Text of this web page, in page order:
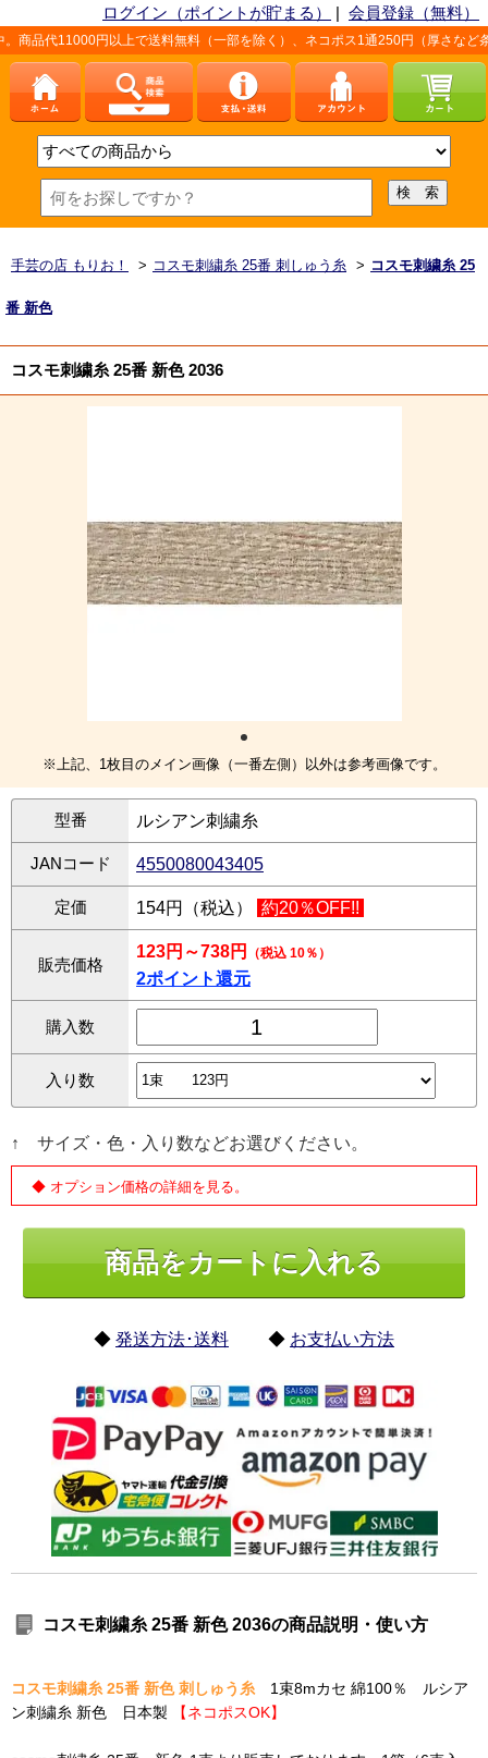
ログイン（ポイントが貯まる） | 会員登録（無料）
円以上で送料無料（一部を除く）、ネコポス1通250円（厚さなど条件あり）
手芸の店 もりお！ > コスモ刺繍糸 25番 刺しゅう糸 > コスモ刺繍糸 25
番 新色
コスモ刺繍糸 25番 新色 2036
※上記、1枚目のメイン画像（一番左側）以外は参考画像です。
型番 ルシアン刺繍糸
JANコード 4550080043405
定価 154円（税込） 約20％OFF!!
販売価格
123円～738円 （税込 10％）
2ポイント還元
購入数
入り数
↑ サイズ・色・入り数などお選びください。
◆ オプション価格の詳細を見る。
◆ 発送方法･送料 ◆ お支払い方法
コスモ刺繍糸 25番 新色 2036の商品説明・使い方
コスモ刺繍糸 25番 新色 刺しゅう糸 1束8mカセ 綿100％ ルシア
ン刺繍糸 新色 日本製
【ネコポスOK】